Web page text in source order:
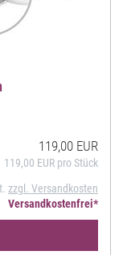
119,00 EUR
119,00 EUR pro Stück
zzgl. Versandkosten
Versandkostenfrei*